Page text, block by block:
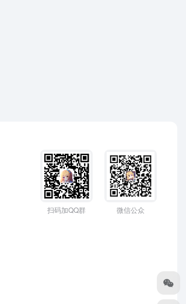
扫码加QQ群 微信公众